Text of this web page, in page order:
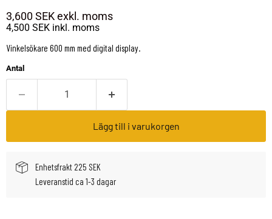
3,600 SEKexkl. moms
4,500 SEK inkl. moms
Vinkelsökare 600 mm med digital display.
Antal
Lägg till i varukorgen
Enhetsfrakt 225 SEK
Leveranstid ca 1-3 dagar